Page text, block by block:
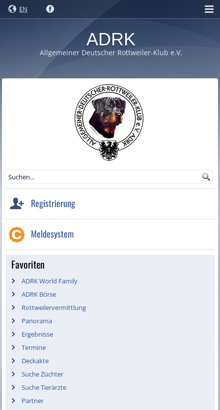
EN
ADRK
Allgemeiner Deutscher Rottweiler-Klub e.V.
Registrierung
Meldesystem
Favoriten
ADRK World Family
ADRK Börse
Rottweilervermittlung
Panorama
Ergebnisse
Termine
Deckakte
Suche Züchter
Suche Tierärzte
Partner